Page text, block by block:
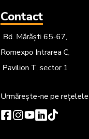
Contact
Bd. Mărăști 65-67,
Romexpo Intrarea C,
Pavilion T, sector 1
Urmărește-ne pe rețelele